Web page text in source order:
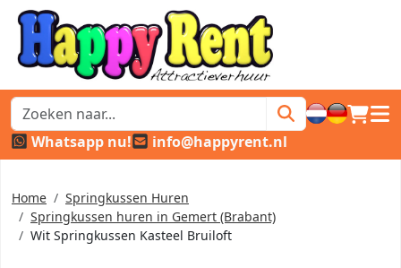
Whatsapp nu!
info@happyrent.nl
Home
Springkussen Huren
Springkussen huren in Gemert (Brabant)
Wit Springkussen Kasteel Bruiloft